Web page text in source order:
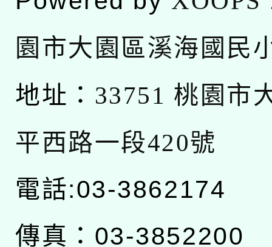
園市大園區溪海國民
地址： 33751 桃園市
平西路一段420號
電話:03-3862174
傳真：03-3852200